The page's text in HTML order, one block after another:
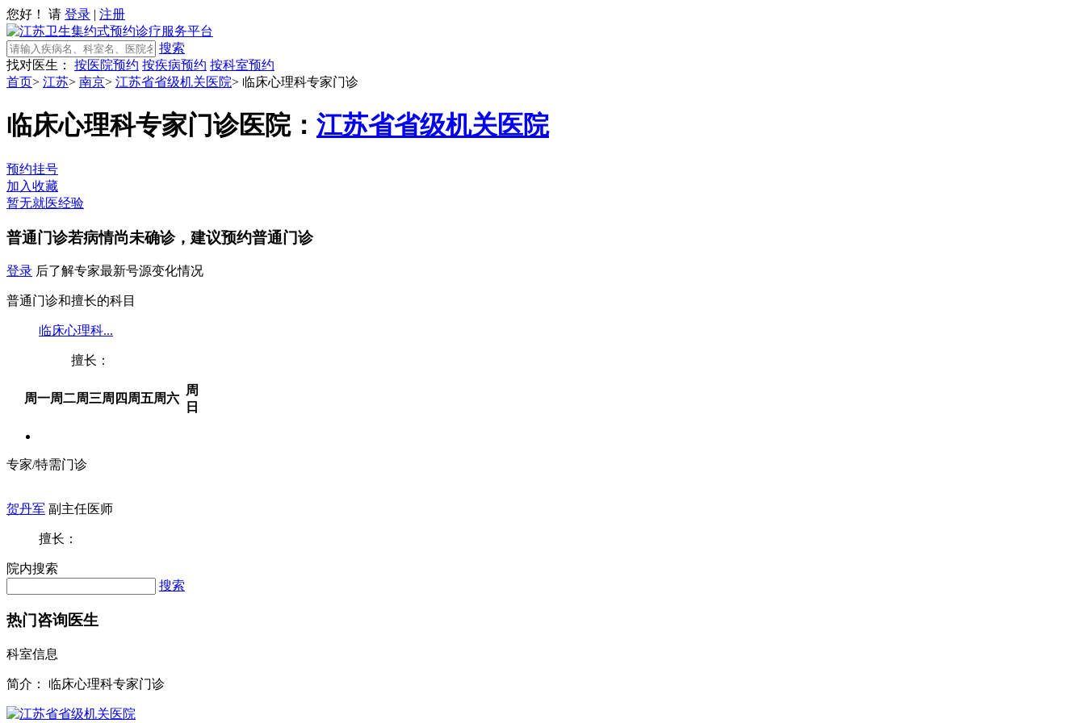
您好！ 请 登录 | 注册
搜索
找对医生：
按医院预约 按疾病预约 按科室预约
首页> 江苏> 南京> 江苏省省级机关医院> 临床心理科专家门诊
临床心理科专家门诊医院： 江苏省省级机关医院
预约挂号
加入收藏
暂无就医经验
普通门诊若病情尚未确诊，建议预约普通门诊
登录 后了解专家最新号源变化情况
普通门诊和擅长的科目
临床心理科...
擅长：
周一周二周三周四 周五周六
周
日
专家/特需门诊
贺丹军 副主任医师
擅长：
院内搜索
搜索
热门咨询医生
科室信息
简介： 临床心理科专家门诊